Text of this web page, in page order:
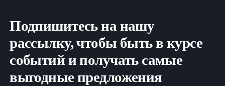
Подпишитесь на нашу
рассылку, чтобы быть в курсе
событий и получать самые
выгодные предложения